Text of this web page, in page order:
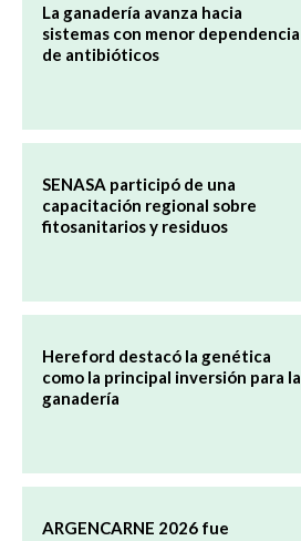
La ganadería avanza hacia
sistemas con menor dependencia
de antibióticos
SENASA participó de una
capacitación regional sobre
fitosanitarios y residuos
Hereford destacó la genética
como la principal inversión para la
ganadería
ARGENCARNE 2026 fue